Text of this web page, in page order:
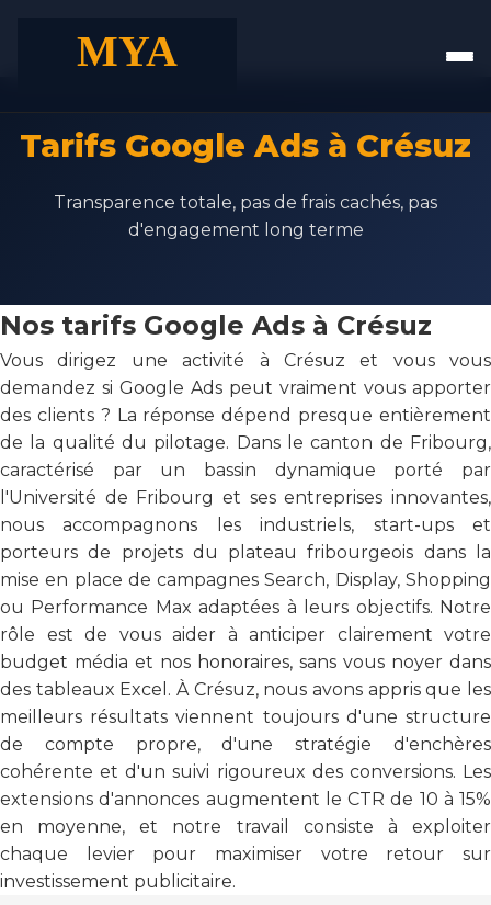
Tarifs Google Ads à Crésuz
Transparence totale, pas de frais cachés, pas
d'engagement long terme
Nos tarifs Google Ads à Crésuz
Vous dirigez une activité à Crésuz et vous vous
demandez si Google Ads peut vraiment vous apporter
des clients ? La réponse dépend presque entièrement
de la qualité du pilotage. Dans le canton de Fribourg,
caractérisé par un bassin dynamique porté par
l'Université de Fribourg et ses entreprises innovantes,
nous accompagnons les industriels, start-ups et
porteurs de projets du plateau fribourgeois dans la
mise en place de campagnes Search, Display, Shopping
ou Performance Max adaptées à leurs objectifs. Notre
rôle est de vous aider à anticiper clairement votre
budget média et nos honoraires, sans vous noyer dans
des tableaux Excel. À Crésuz, nous avons appris que les
meilleurs résultats viennent toujours d'une structure
de compte propre, d'une stratégie d'enchères
cohérente et d'un suivi rigoureux des conversions. Les
extensions d'annonces augmentent le CTR de 10 à 15%
en moyenne, et notre travail consiste à exploiter
chaque levier pour maximiser votre retour sur
investissement publicitaire.